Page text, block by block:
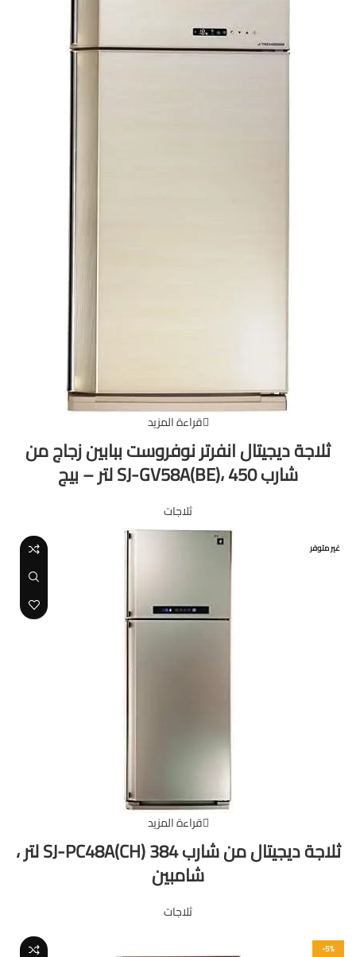
قراءة المزيد
ثلاجة ديجيتال انفرتر نوفروست ببابين زجاج من
شارب SJ-GV58A(BE)، 450 لتر – بيج
ثلاجات
غير متوفر
قراءة المزيد
ثلاجة ديجيتال من شارب SJ-PC48A(CH) 384 لتر ،
شامبين
ثلاجات
-5%